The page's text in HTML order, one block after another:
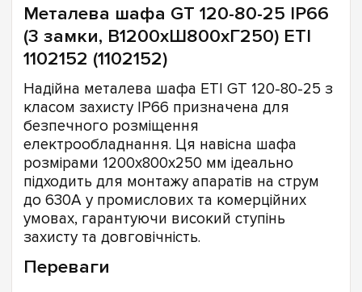
Металева шафа GT 120-80-25 IP66
(3 замки, В1200xШ800xГ250) ETI
1102152 (1102152)
Надійна металева шафа ETI GT 120-80-25 з
класом захисту IP66 призначена для
безпечного розміщення
електрообладнання. Ця навісна шафа
розмірами 1200x800x250 мм ідеально
підходить для монтажу апаратів на струм
до 630А у промислових та комерційних
умовах, гарантуючи високий ступінь
захисту та довговічність.
Переваги